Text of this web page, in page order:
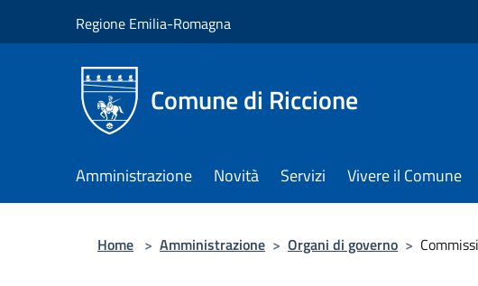
Regione Emilia-Romagna
Comune di Riccione
Amministrazione Novità Servizi Vivere il Comune
Home > Amministrazione > Organi di governo >